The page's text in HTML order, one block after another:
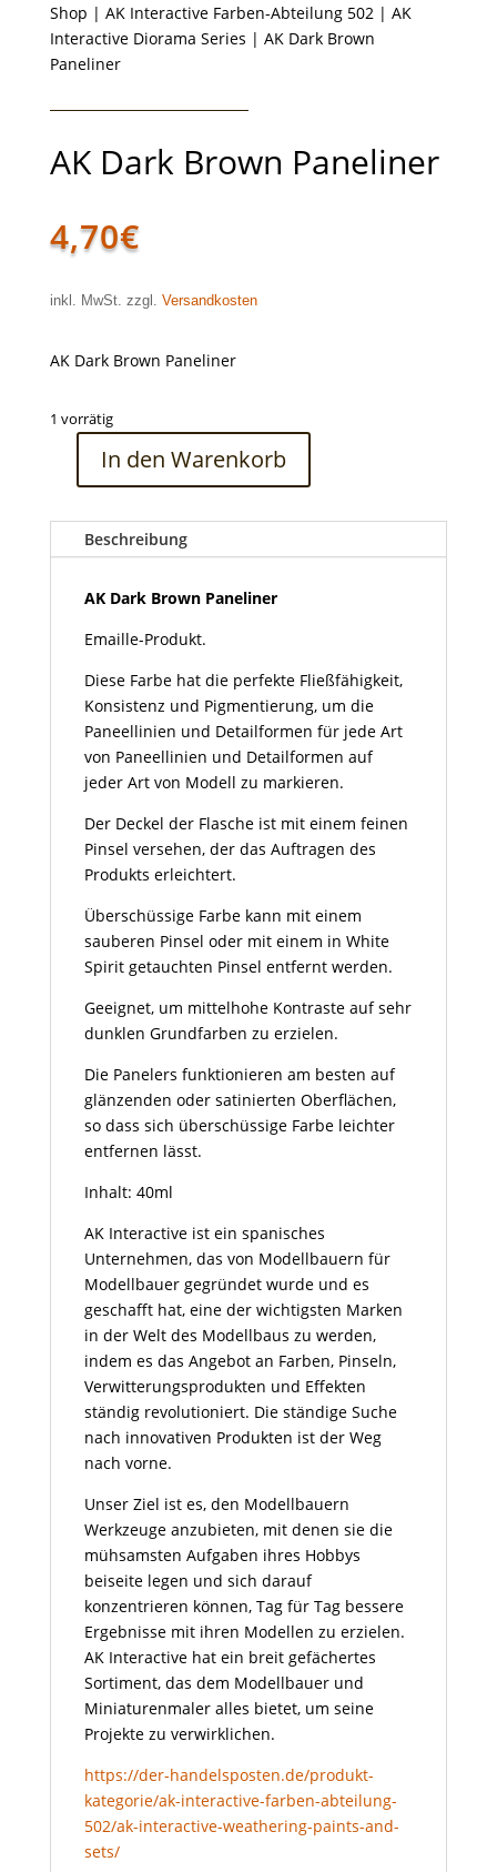
Shop | AK Interactive Farben-Abteilung 502| AK
Interactive Diorama Series | AK Dark Brown
Paneliner
AK Dark Brown Paneliner
4,70€
inkl. MwSt. zzgl. Versandkosten
AK Dark Brown Paneliner
1 vorrätig
Brown
Paneliner
In den Warenkorb
Beschreibung
AK Dark Brown Paneliner
Emaille-Produkt.
Diese Farbe hat die perfekte Fließfähigkeit,
Konsistenz und Pigmentierung, um die
Paneellinien und Detailformen für jede Art
von Paneellinien und Detailformen auf
jeder Art von Modell zu markieren.
Der Deckel der Flasche ist mit einem feinen
Pinsel versehen, der das Auftragen des
Produkts erleichtert.
Überschüssige Farbe kann mit einem
sauberen Pinsel oder mit einem in White
Spirit getauchten Pinsel entfernt werden.
Geeignet, um mittelhohe Kontraste auf sehr
dunklen Grundfarben zu erzielen.
Die Panelers funktionieren am besten auf
glänzenden oder satinierten Oberflächen,
so dass sich überschüssige Farbe leichter
entfernen lässt.
Inhalt: 40ml
AK Interactive ist ein spanisches
Unternehmen, das von Modellbauern für
Modellbauer gegründet wurde und es
geschafft hat, eine der wichtigsten Marken
in der Welt des Modellbaus zu werden,
indem es das Angebot an Farben, Pinseln,
Verwitterungsprodukten und Effekten
ständig revolutioniert. Die ständige Suche
nach innovativen Produkten ist der Weg
nach vorne.
Unser Ziel ist es, den Modellbauern
Werkzeuge anzubieten, mit denen sie die
mühsamsten Aufgaben ihres Hobbys
beiseite legen und sich darauf
konzentrieren können, Tag für Tag bessere
Ergebnisse mit ihren Modellen zu erzielen.
AK Interactive hat ein breit gefächertes
Sortiment, das dem Modellbauer und
Miniaturenmaler alles bietet, um seine
Projekte zu verwirklichen.
https://der-handelsposten.de/produkt-
kategorie/ak-interactive-farben-abteilung-
502/ak-interactive-weathering-paints-and-
sets/